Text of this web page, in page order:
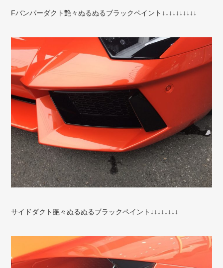
Fバンパーダクト艶々ぬるぬるブラックペイント↓↓↓↓↓↓↓↓↓↓
サイドダクト艶々ぬるぬるブラックペイント↓↓↓↓↓↓↓↓